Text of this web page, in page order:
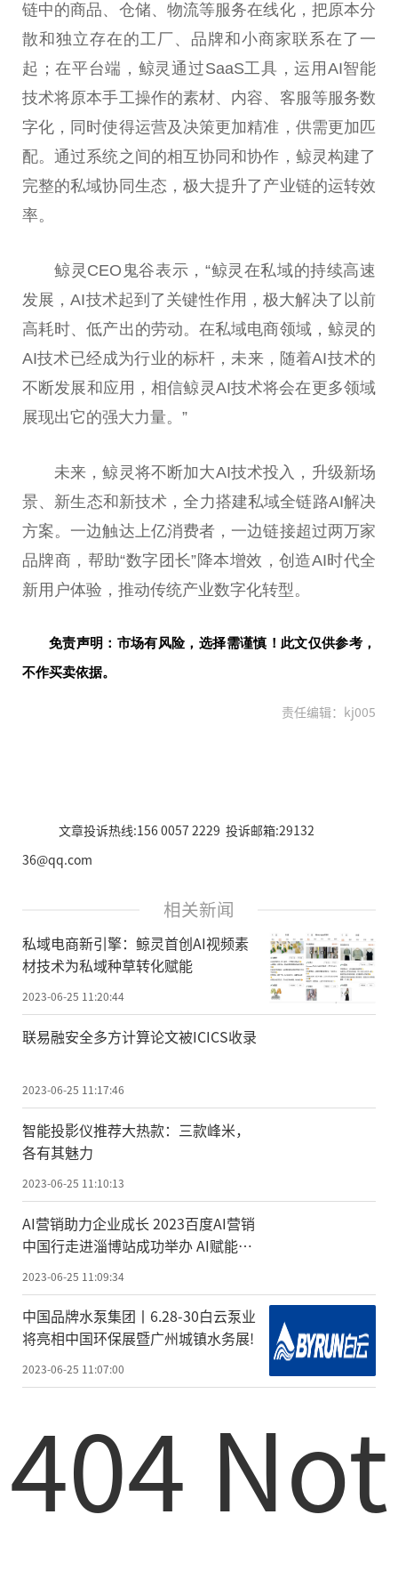
链中的商品、仓储、物流等服务在线化，把原本分
散和独立存在的工厂、品牌和小商家联系在了一
起；在平台端，鲸灵通过SaaS工具，运用AI智能
技术将原本手工操作的素材、内容、客服等服务数
字化，同时使得运营及决策更加精准，供需更加匹
配。通过系统之间的相互协同和协作，鲸灵构建了
完整的私域协同生态，极大提升了产业链的运转效
率。
鲸灵CEO鬼谷表示，“鲸灵在私域的持续高速
发展，AI技术起到了关键性作用，极大解决了以前
高耗时、低产出的劳动。在私域电商领域，鲸灵的
AI技术已经成为行业的标杆，未来，随着AI技术的
不断发展和应用，相信鲸灵AI技术将会在更多领域
展现出它的强大力量。”
未来，鲸灵将不断加大AI技术投入，升级新场
景、新生态和新技术，全力搭建私域全链路AI解决
方案。一边触达上亿消费者，一边链接超过两万家
品牌商，帮助“数字团长”降本增效，创造AI时代全
新用户体验，推动传统产业数字化转型。
免责声明：市场有风险，选择需谨慎！此文仅供参考，
不作买卖依据。
责任编辑：kj005
文章投诉热线:156 0057 2229 投诉邮箱:29132
36@qq.com
相关新闻
私域电商新引擎：鲸灵首创AI视频素
材技术为私域种草转化赋能
2023-06-25 11:20:44
联易融安全多方计算论文被ICICS收录
2023-06-25 11:17:46
智能投影仪推荐大热款：三款峰米，
各有其魅力
2023-06-25 11:10:13
AI营销助力企业成长 2023百度AI营销
中国行走进淄博站成功举办 AI赋能企
2023-06-25 11:09:34
中国品牌水泵集团丨6.28-30白云泵业
将亮相中国环保展暨广州城镇水务展!
2023-06-25 11:07:00
404 Not